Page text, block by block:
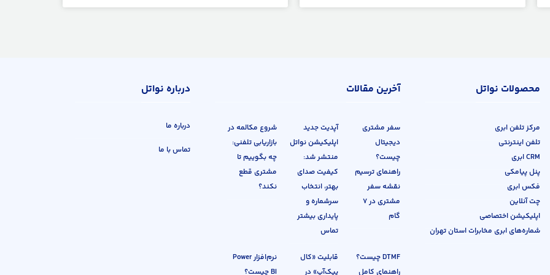
محصولات نواتل
مرکز تلفن ابری
تلفن اینترنتی
CRM ابری
پنل پیامکی
فکس ابری
چت آنلاین
اپلیکیشن اختصاصی
شماره‌های ابری مخابرات استان تهران
آخرین مقالات
سفر مشتری
دیجیتال
چیست؟
راهنمای ترسیم
نقشه سفر
مشتری در ۷
گام
آپدیت جدید
اپلیکیشن نواتل
منتشر شد:
کیفیت صدای
بهتر، انتخاب
سرشماره و
پایداری بیشتر
تماس
شروع مکالمه در
بازاریابی تلفنی:
چه بگوییم تا
مشتری قطع
نکند؟
DTMF چیست؟
راهنمای کامل
قابلیت «کال
پیک‌آپ» در
نرم‌افزار Power
BI چیست؟
درباره نواتل
درباره ما
تماس با ما